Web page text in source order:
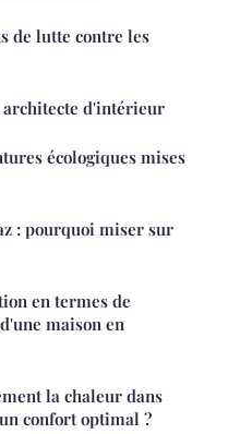
de lutte contre les
architecte d'intérieur
écologiques mises
: pourquoi miser sur
en termes de
maison en
la chaleur dans
confort optimal ?